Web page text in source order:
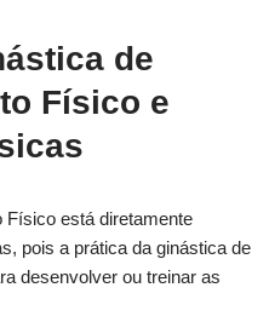
de
Físico e
Físico está diretamente
pois a prática da ginástica de
desenvolver ou treinar as